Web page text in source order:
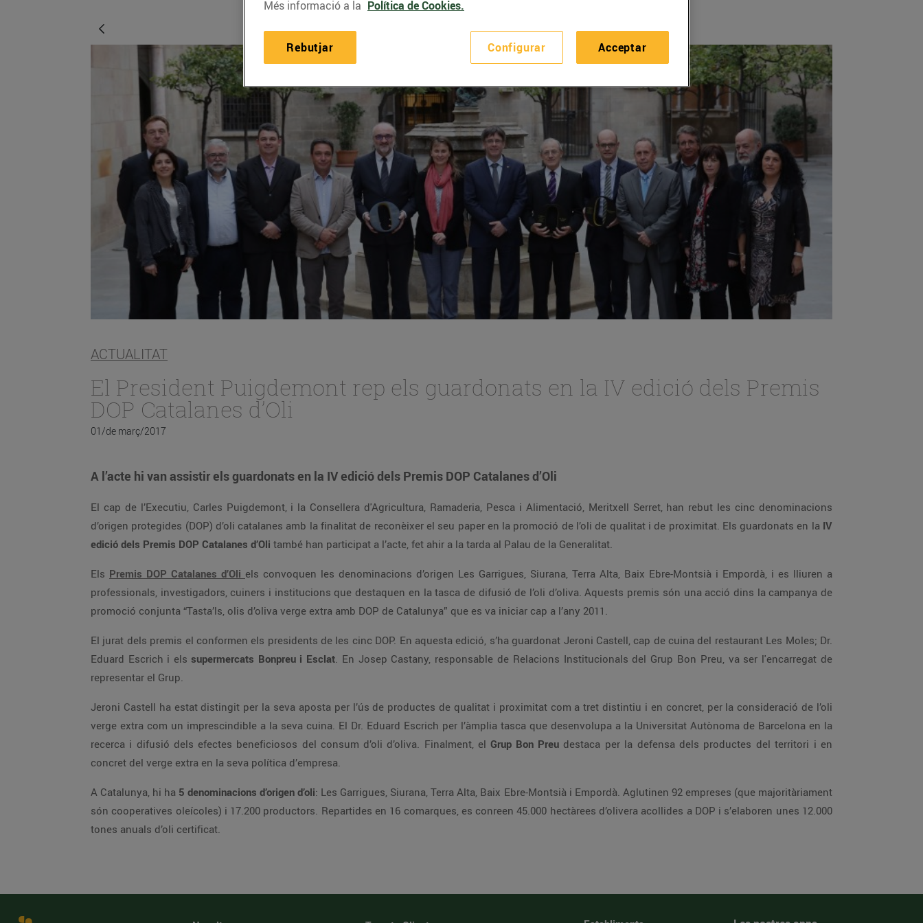
ACTUALITAT
El President Puigdemont rep els guardonats en la IV edició dels Premis
DOP Catalanes d’Oli
01/de març/2017
A l’acte hi van assistir els guardonats en la IV edició dels Premis DOP Catalanes d’Oli
El cap de l’Executiu, Carles Puigdemont, i la Consellera d'Agricultura, Ramaderia, Pesca i Alimentació, Meritxell Serret, han rebut les cinc denominacions
d’origen protegides (DOP) d’oli catalanes amb la finalitat de reconèixer el seu paper en la promoció de l’oli de qualitat i de proximitat. Els guardonats en la IV
edició dels Premis DOP Catalanes d’Oli també han participat a l’acte, fet ahir a la tarda al Palau de la Generalitat.
Els Premis DOP Catalanes d’Oli els convoquen les denominacions d’origen Les Garrigues, Siurana, Terra Alta, Baix Ebre-Montsià i Empordà, i es lliuren a
professionals, investigadors, cuiners i institucions que destaquen en la tasca de difusió de l’oli d’oliva. Aquests premis són una acció dins la campanya de
promoció conjunta “Tasta’ls, olis d’oliva verge extra amb DOP de Catalunya” que es va iniciar cap a l’any 2011.
El jurat dels premis el conformen els presidents de les cinc DOP. En aquesta edició, s’ha guardonat Jeroni Castell, cap de cuina del restaurant Les Moles; Dr.
Eduard Escrich i els supermercats Bonpreu i Esclat. En Josep Castany, responsable de Relacions Institucionals del Grup Bon Preu, va ser l'encarregat de
representar el Grup.
Jeroni Castell ha estat distingit per la seva aposta per l’ús de productes de qualitat i proximitat com a tret distintiu i en concret, per la consideració de l’oli
verge extra com un imprescindible a la seva cuina. El Dr. Eduard Escrich per l’àmplia tasca que desenvolupa a la Universitat Autònoma de Barcelona en la
recerca i difusió dels efectes beneficiosos del consum d’oli d’oliva. Finalment, el Grup Bon Preu destaca per la defensa dels productes del territori i en
concret del verge extra en la seva política d’empresa.
A Catalunya, hi ha 5 denominacions d’origen d’oli: Les Garrigues, Siurana, Terra Alta, Baix Ebre-Montsià i Empordà. Aglutinen 92 empreses (que majoritàriament
són cooperatives oleícoles) i 17.200 productors. Repartides en 16 comarques, es conreen 45.000 hectàrees d’olivera acollides a DOP i s’elaboren unes 12.000
tones anuals d’oli certificat.
Més informació a la Política de Cookies.
Configurar
Rebutjar Acceptar